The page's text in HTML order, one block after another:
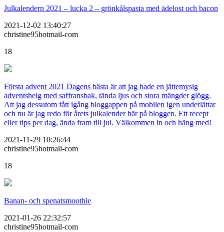
Julkalendern 2021 – lucka 2 – grönkålspasta med ädelost och bacon
2021-12-02 13:40:27
christine95hotmail-com
18
Första advent 2021 Dagens bästa är att jag hade en jättemysig
adventshelg med saffransbak, tända ljus och stora mängder glögg.
Att jag dessutom fått igång bloggappen på mobilen igen underlättar
och nu är jag redo för årets julkalender här på bloggen. Ett recept
eller tips per dag, ända fram till jul. Välkommen in och häng med!
2021-11-29 10:26:44
christine95hotmail-com
18
Banan- och spenatsmoothie
2021-01-26 22:32:57
christine95hotmail-com